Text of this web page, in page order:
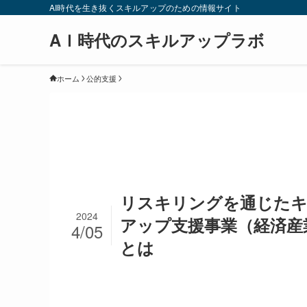
AI時代を生き抜くスキルアップのための情報サイト
AＩ時代のスキルアップラボ
ホーム 公的支援
リスキリングを通じた
アップ支援事業（経済産
とは
2024
4/05